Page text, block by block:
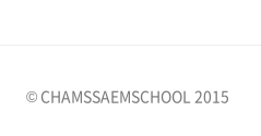
© CHAMSSAEMSCHOOL 2015